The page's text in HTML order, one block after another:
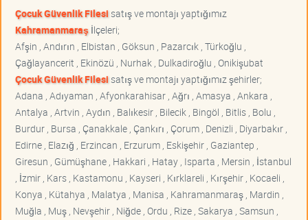
Çocuk Güvenlik Filesisatış ve montajı yaptığımız
Kahramanmaraş İlçeleri;
Afşin , Andırın , Elbistan , Göksun , Pazarcık , Türkoğlu ,
Çağlayancerit , Ekinözü , Nurhak , Dulkadiroğlu , Onikişubat
Çocuk Güvenlik Filesisatış ve montajı yaptığımız şehirler;
Adana , Adıyaman , Afyonkarahisar , Ağrı , Amasya , Ankara ,
Antalya , Artvin , Aydın , Balıkesir , Bilecik , Bingöl , Bitlis , Bolu ,
Burdur , Bursa , Çanakkale , Çankırı , Çorum , Denizli , Diyarbakır ,
Edirne , Elazığ , Erzincan , Erzurum , Eskişehir , Gaziantep ,
Giresun , Gümüşhane , Hakkari , Hatay , Isparta , Mersin , İstanbul
, İzmir , Kars , Kastamonu , Kayseri , Kırklareli , Kırşehir , Kocaeli ,
Konya , Kütahya , Malatya , Manisa , Kahramanmaraş , Mardin ,
Muğla , Muş , Nevşehir , Niğde , Ordu , Rize , Sakarya , Samsun ,